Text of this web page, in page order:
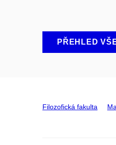
PŘEHLED
Filozofická fakulta